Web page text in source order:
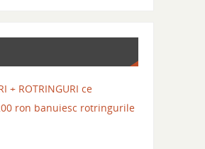
+ ROTRINGURI ce
ron banuiesc rotringurile